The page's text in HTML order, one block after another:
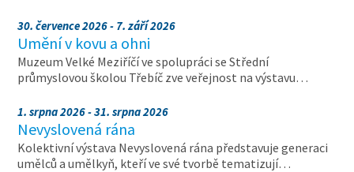
30. července 2026 - 7. září 2026
Umění v kovu a ohni
Muzeum Velké Meziříčí ve spolupráci se Střední
průmyslovou školou Třebíč zve veřejnost na výstavu…
1. srpna 2026 - 31. srpna 2026
Nevyslovená rána
Kolektivní výstava Nevyslovená rána představuje generaci
umělců a umělkyň, kteří ve své tvorbě tematizují…